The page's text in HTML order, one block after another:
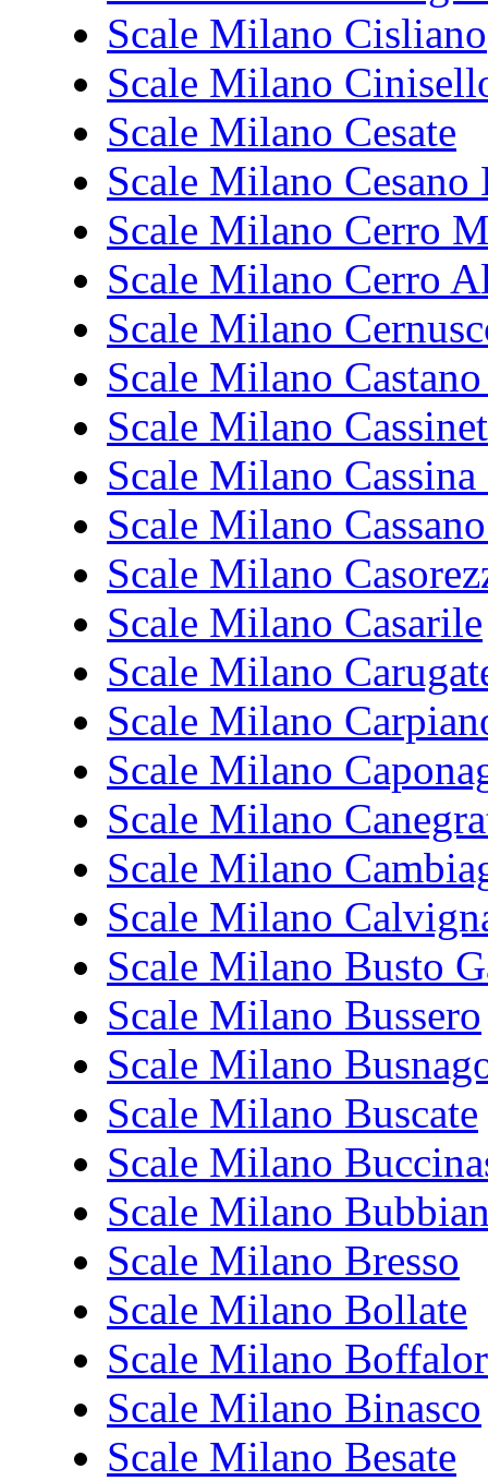
Scale Milano Cisliano
Scale Milano
Scale Milano Cesate
Scale Milano Cesano
Scale Milano Cerro
Scale Milano Cerro
Scale Milano
Scale Milano
Scale Milano
Scale Milano
Scale Milano
Scale Milano
Scale Milano Casarile
Scale Milano
Scale Milano
Scale Milano
Scale Milano
Scale Milano
Scale Milano
Scale Milano Busto
Scale Milano Bussero
Scale Milano
Scale Milano Buscate
Scale Milano
Scale Milano
Scale Milano Bresso
Scale Milano Bollate
Scale Milano
Scale Milano Binasco
Scale Milano Besate